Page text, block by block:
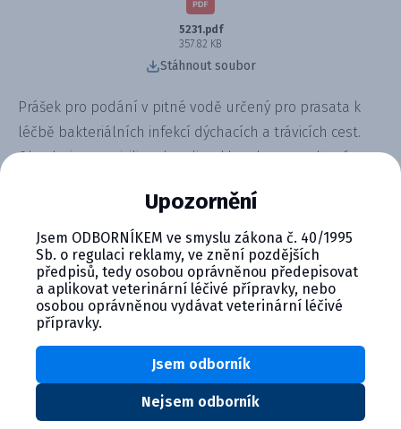
5231.pdf
357.82 KB
Stáhnout soubor
Prášek pro podání v pitné vodě určený pro prasata k
léčbě bakteriálních infekcí dýchacích a trávicích cest.
Obsahuje amoxicilin a kyselinu klavulanovou, které
pro kontrolu infekcí v chovech.
CYMEDICA PLUS: VĚRNOST, KTERÁ
Staňte se členem věrnostního programu
Cymedica Plus a získejte exkluzivní výhody pro
Upozornění
Jsem ODBORNÍKEM ve smyslu zákona č. 40/1995
Sb. o regulaci reklamy, ve znění pozdějších
předpisů, tedy osobou oprávněnou předepisovat
a aplikovat veterinární léčivé přípravky, nebo
osobou oprávněnou vydávat veterinární léčivé
přípravky.
Nejsem odborník
Jsem odborník